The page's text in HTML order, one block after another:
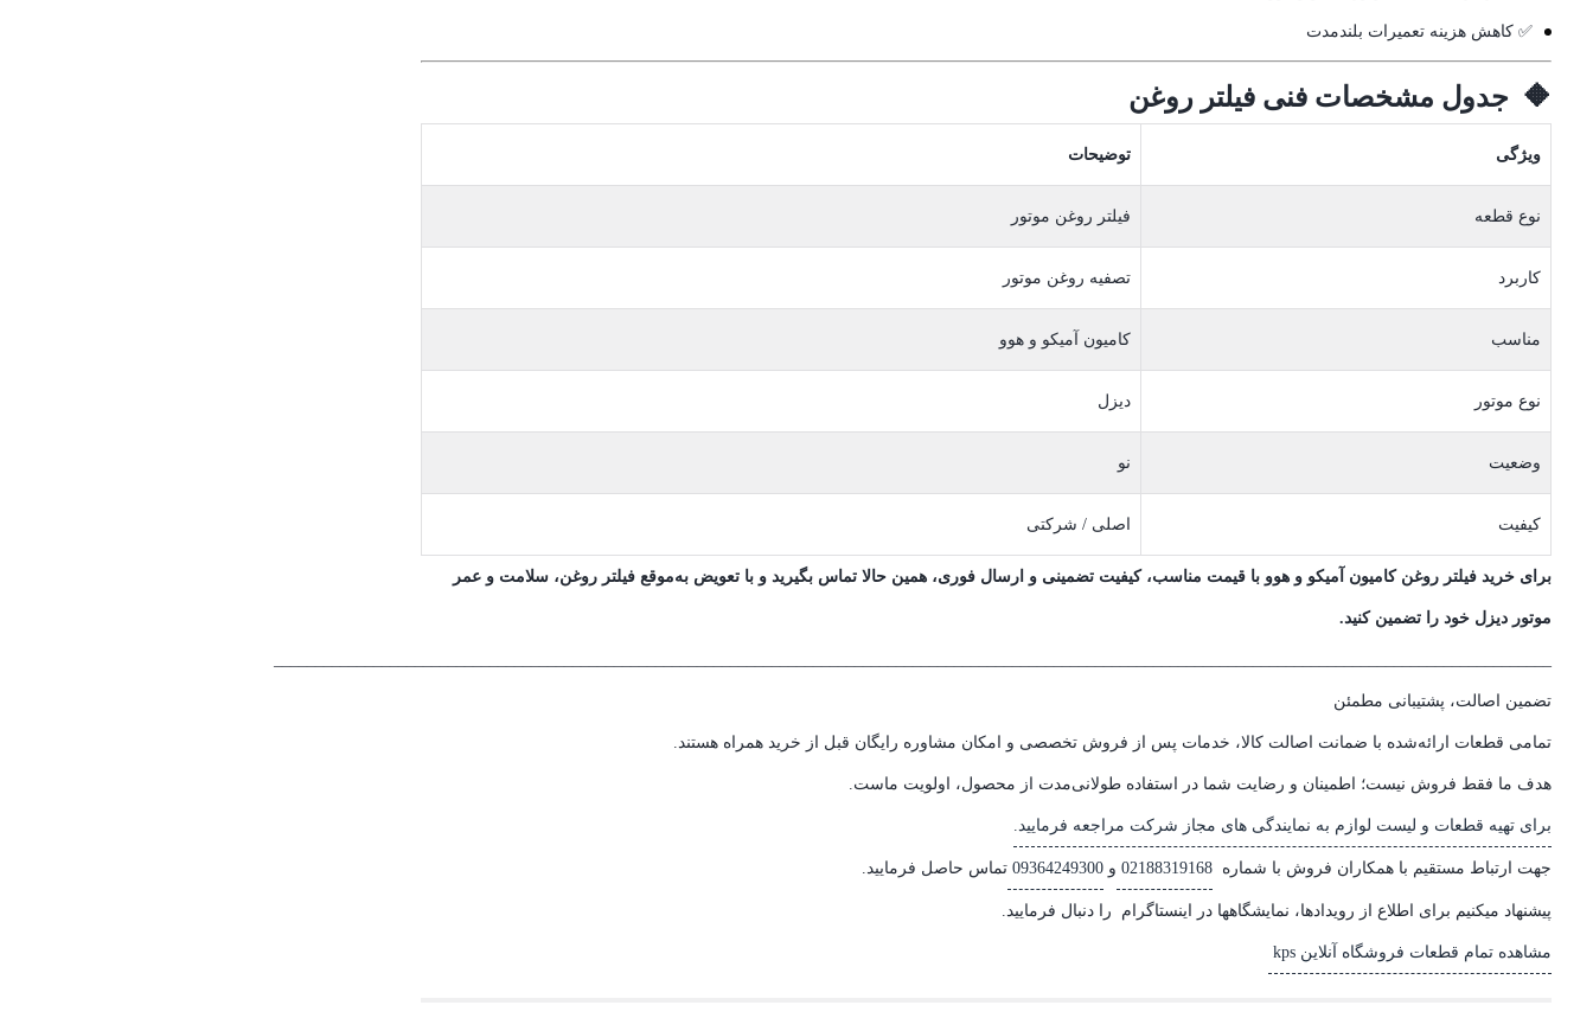
✅ کاهش هزینه تعمیرات بلندمدت
🔶 جدول مشخصات فنی فیلتر روغن
ویژگی توضیحات
نوع قطعه فیلتر روغن موتور
کاربرد تصفیه روغن موتور
مناسب کامیون آمیکو و هوو
نوع موتور دیزل
وضعیت نو
کیفیت اصلی / شرکتی
برای خرید فیلتر روغن کامیون آمیکو و هوو با قیمت مناسب، کیفیت تضمینی و ارسال فوری، همین حالا تماس بگیرید و با تعویض به‌موقع فیلتر روغن، سلامت و عمر
موتور دیزل خود را تضمین کنید.
تضمین اصالت، پشتیبانی مطمئن
تمامی قطعات ارائه‌شده با ضمانت اصالت کالا، خدمات پس از فروش تخصصی و امکان مشاوره رایگان قبل از خرید همراه هستند.
هدف ما فقط فروش نیست؛ اطمینان و رضایت شما در استفاده طولانی‌مدت از محصول، اولویت ماست.
برای تهیه قطعات و لیست لوازم به نمایندگی های مجاز شرکت مراجعه فرمایید.
جهت ارتباط مستقیم با همکاران فروش با شماره 02188319168 و 09364249300 تماس حاصل فرمایید.
پیشنهاد میکنیم برای اطلاع از رویدادها، نمایشگاهها در اینستاگرام را دنبال فرمایید.
مشاهده تمام قطعات فروشگاه آنلاین kps